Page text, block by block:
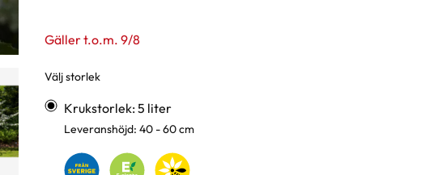
Gäller t.o.m. 9/8
Välj storlek
Varianter
Krukstorlek: 5 liter
Leveranshöjd: 40 - 60 cm